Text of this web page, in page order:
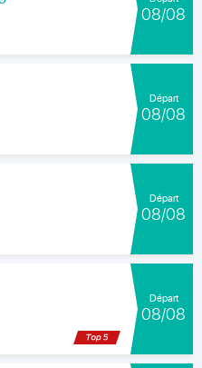
08/08
Départ
08/08
Départ
08/08
Départ
08/08